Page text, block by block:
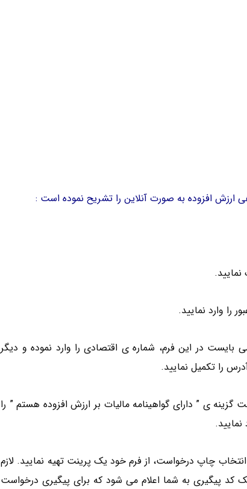
افزوده به صورت آنلاین را تشریح نموده است :
را وارد نمایید.
در این فرم، شماره ی اقتصادی را وارد نموده و دیگر
را تکمیل نمایید.
ی ” دارای گواهینامه مالیات بر ارزش افزوده هستم ” را
چاپ درخواست، از فرم خود یک پرینت تهیه نمایید. لازم
کد پیگیری به شما اعلام می شود که برای پیگیری درخواست